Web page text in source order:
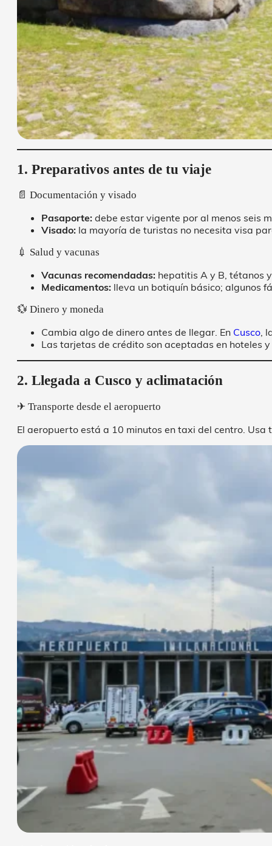
1. Preparativos antes de tu viaje
📄 Documentación y visado
Pasaporte: debe estar vigente por al menos seis
Visado: la mayoría de turistas no necesita visa
💉 Salud y vacunas
Vacunas recomendadas: hepatitis A y B, tétanos
Medicamentos: lleva un botiquín básico; algunos
💱 Dinero y moneda
Cambia algo de dinero antes de llegar. En Cusco ,
Las tarjetas de crédito son aceptadas en hoteles
2. Llegada a Cusco y aclimatación
✈ Transporte desde el aeropuerto
El aeropuerto está a 10 minutos en taxi del centro.